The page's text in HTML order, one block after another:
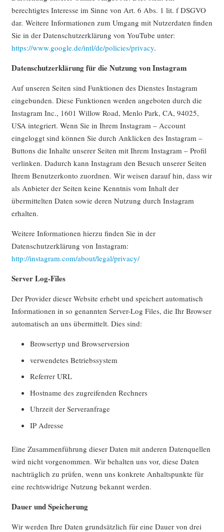
berechtigtes Interesse im Sinne von Art. 6 Abs. 1 lit. f DSGVO
dar. Weitere Informationen zum Umgang mit Nutzerdaten finden
Sie in der Datenschutzerklärung von YouTube unter:
https://www.google.de/intl/de/policies/privacy.
Datenschutzerklärung für die Nutzung von Instagram
Auf unseren Seiten sind Funktionen des Dienstes Instagram
eingebunden. Diese Funktionen werden angeboten durch die
Instagram Inc., 1601 Willow Road, Menlo Park, CA, 94025,
USA integriert. Wenn Sie in Ihrem Instagram – Account
eingeloggt sind können Sie durch Anklicken des Instagram –
Buttons die Inhalte unserer Seiten mit Ihrem Instagram – Profil
verlinken. Dadurch kann Instagram den Besuch unserer Seiten
Ihrem Benutzerkonto zuordnen. Wir weisen darauf hin, dass wir
als Anbieter der Seiten keine Kenntnis vom Inhalt der
übermittelten Daten sowie deren Nutzung durch Instagram
erhalten.
Weitere Informationen hierzu finden Sie in der
Datenschutzerklärung von Instagram:
http://instagram.com/about/legal/privacy/
Server Log-Files
Der Provider dieser Website erhebt und speichert automatisch
Informationen in so genannten Server-Log Files, die Ihr Browser
automatisch an uns übermittelt. Dies sind:
Browsertyp und Browserversion
verwendetes Betriebssystem
Referrer URL
Hostname des zugreifenden Rechners
Uhrzeit der Serveranfrage
IP Adresse
Eine Zusammenführung dieser Daten mit anderen Datenquellen
wird nicht vorgenommen. Wir behalten uns vor, diese Daten
nachträglich zu prüfen, wenn uns konkrete Anhaltspunkte für
eine rechtswidrige Nutzung bekannt werden.
Dauer und Speicherung
Wir werden Ihre Daten grundsätzlich für eine Dauer von drei